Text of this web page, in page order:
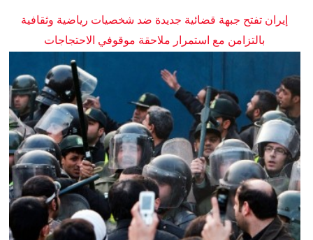
إيران تفتح جبهة قضائية جديدة ضد شخصيات رياضية وثقافية
بالتزامن مع استمرار ملاحقة موقوفي الاحتجاجات